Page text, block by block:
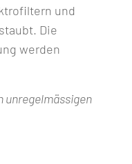
und
Die
werden
unregelmässigen